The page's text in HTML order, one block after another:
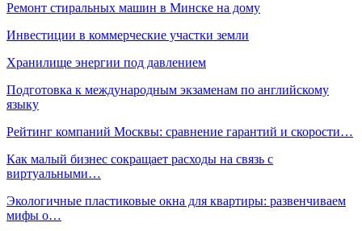
Ремонт стиральных машин в Минске на дому
Инвестиции в коммерческие участки земли
Хранилище энергии под давлением
Подготовка к международным экзаменам по английскому
языку
Рейтинг компаний Москвы: сравнение гарантий и скорости…
Как малый бизнес сокращает расходы на связь с
виртуальными…
Экологичные пластиковые окна для квартиры: развенчиваем
мифы о…